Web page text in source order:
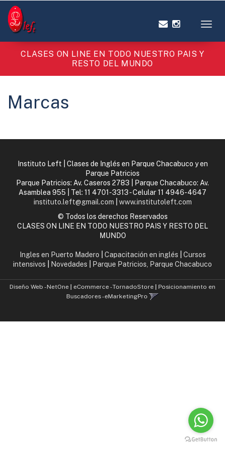
CLASES ON LINE EN TODO NUESTRO PAIS Y
RESTO DEL MUNDO
Marcas
Instituto Left | Clases de Inglés en Parque Chacabuco y en
Parque Patricios
Parque Patricios: Av. Caseros 2783 | Parque Chacabuco: Av.
Asamblea 955 | Tel: 11 4701-3313 - Celular 11 4946-4647
instituto.left@gmail.com
www.institutoleft.com
© Todos los derechos Reservados
CLASES ON LINE EN TODO NUESTRO PAIS Y RESTO DEL
MUNDO
Ingles en Puerto Madero Capacitación en inglés
Cursos
intensivos
Novedades Parque Patricios, Parque Chacabuco
Diseño Web - NetOne eCommerce - TornadoStore
Posicionamiento en
Buscadores - eMarketingPro